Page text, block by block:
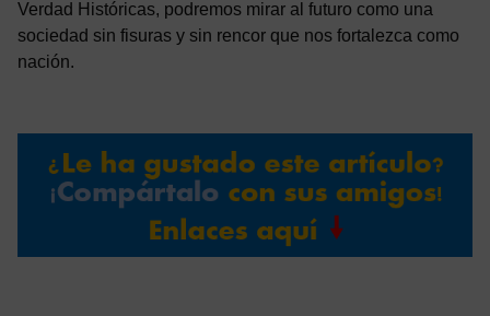
Verdad Históricas, podremos mirar al futuro como una
sociedad sin fisuras y sin rencor que nos fortalezca como
nación.